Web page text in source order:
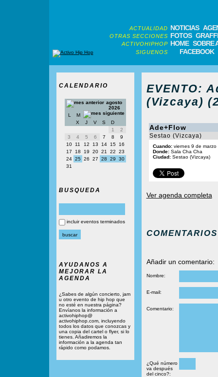
ACTUALIDAD NOTICIAS
OTRAS SECCIONES FOTOS
ACTIVOHIPHOP HOME SOBRE
SIGUENOS FACEBOOK
CALENDARIO
agosto
2026
L
M
X
J V S
D
1
2
3
4 5 6 7 8
9
10
11 12 13 14 15
16
17
18 19 20 21 22
23
24 25 26 27 28 29
30
31
BUSQUEDA
incluir eventos terminados
AYUDANOS A
MEJORAR LA
AGENDA
¿Sabes de algún concierto, jam
u otro evento de hip hop que
no esté en nuestra página?
Envíanos la información a
activohiphop@
activohiphop.com, incluyendo
todos los datos que conozcas y
una copia del cartel o flyer, si lo
tienes. Añadiremos la
información a la agenda tan
rápido como podamos.
EVENTO:
(Vizcaya)
Ade+Flow
Sestao (Vizcaya)
Cuando:viernes 9 de marzo
Donde:Sala Cha Cha
Ciudad:Sestao (Vizcaya)
Ver agenda completa
COMENTARIOS
Añadir un comentario:
Nombre:
E-mail:
Comentario:
¿Qué número
va después
del cinco?: